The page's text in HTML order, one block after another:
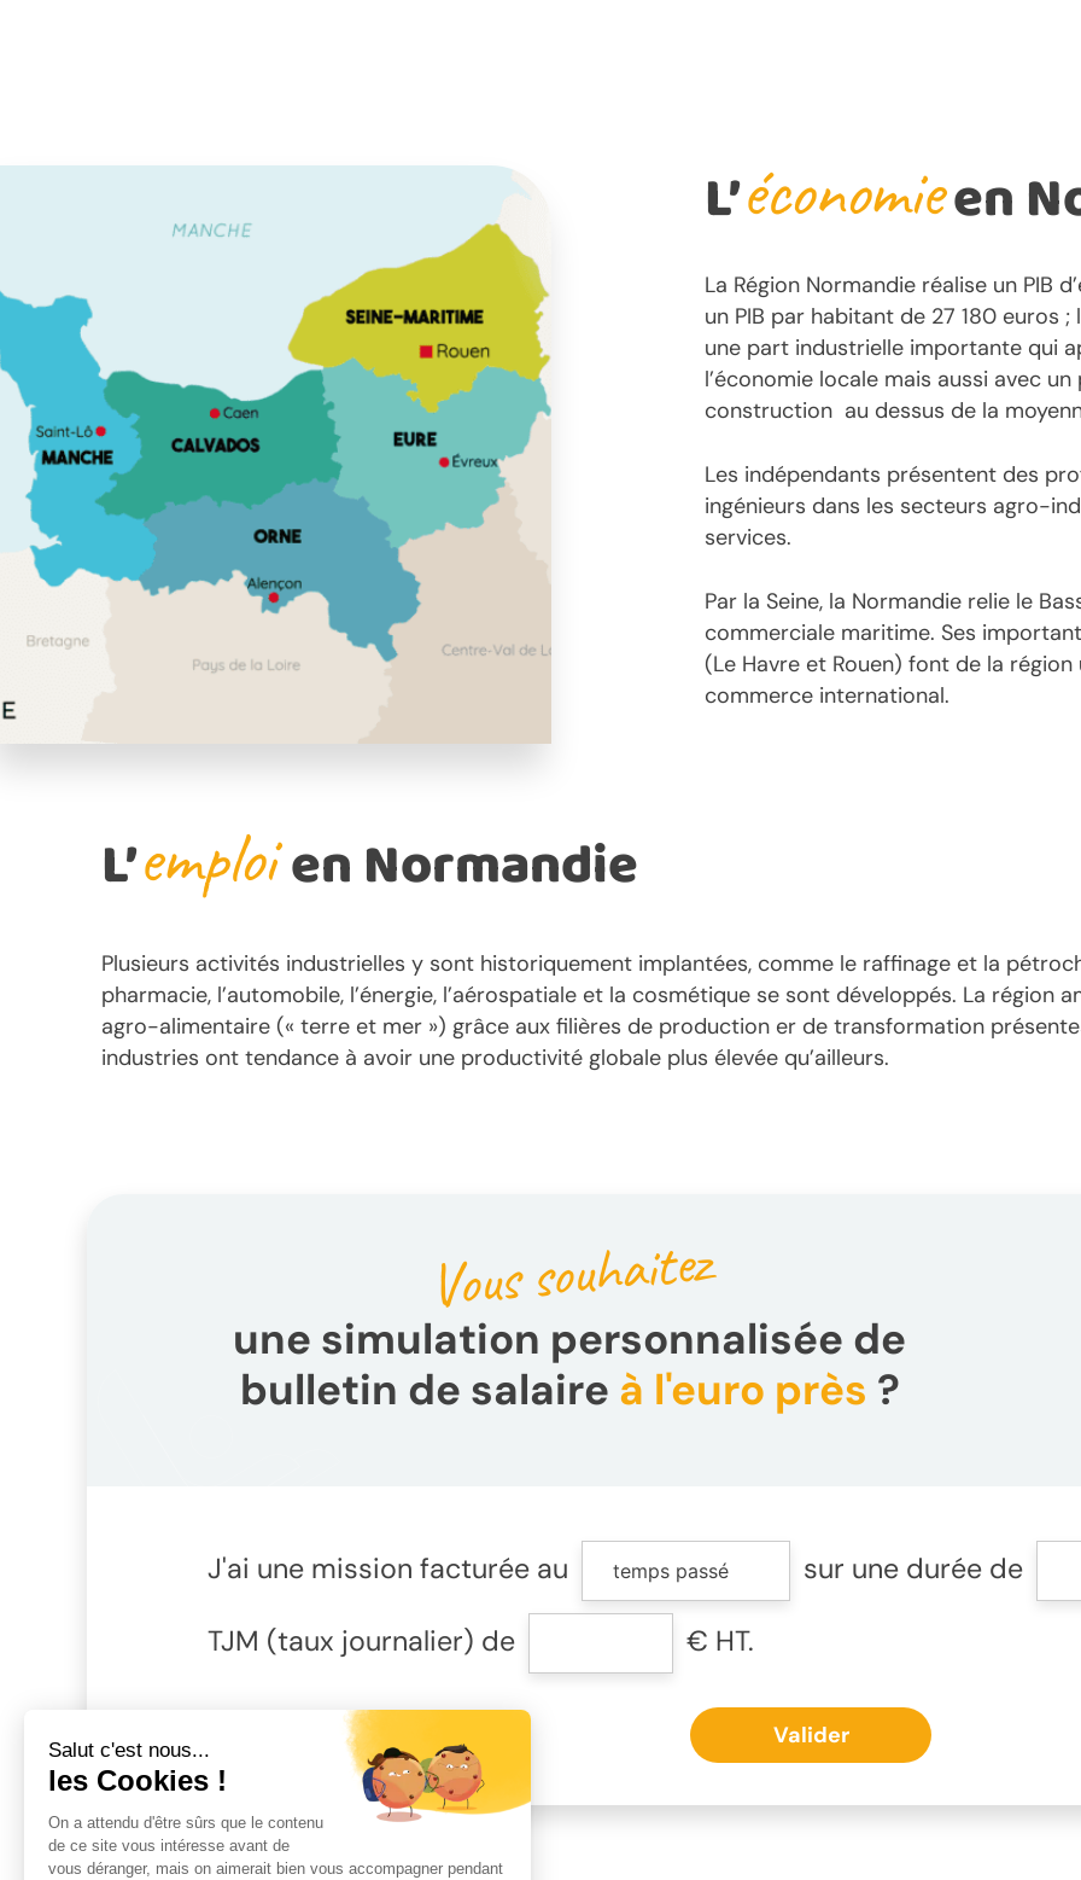
L’économieen
La Région Normandie réalise un PIB
un PIB par habitant de 27 180 euros
une part industrielle importante qui
l’économie locale mais aussi avec
construction au dessus de la
Les indépendants présentent des
ingénieurs dans les secteurs agro-
services.
Par la Seine, la Normandie relie le
commerciale maritime. Ses
(Le Havre et Rouen) font de la
commerce international.
L’emploien Normandie
Plusieurs activités industrielles y sont historiquement implantées, comme le raffinage et la
pharmacie, l’automobile, l’énergie, l’aérospatiale et la cosmétique se sont développés. La
agro-alimentaire (« terre et mer ») grâce aux filières de production er de transformation
industries ont tendance à avoir une productivité globale plus élevée qu’ailleurs.
Vous souhaitez
une simulation personnalisée de
bulletin de salaire à l'euro près ?
J'ai une mission facturée au
sur une durée de
TJM (taux journalier) de
€ HT.
Valider